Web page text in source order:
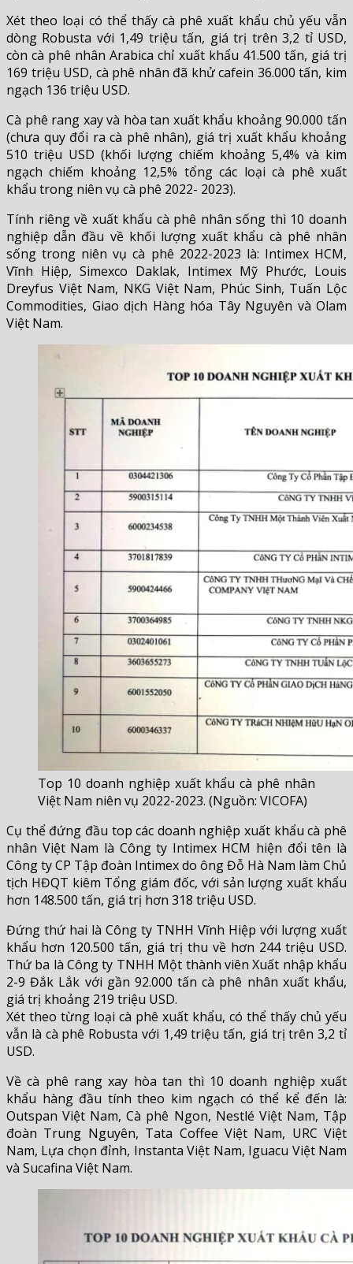
Xét theo loại có thể thấy cà phê xuất khẩu chủ yếu vẫn
dòng Robusta với 1,49 triệu tấn, giá trị trên 3,2 tỉ USD,
còn cà phê nhân Arabica chỉ xuất khẩu 41.500 tấn, giá trị
169 triệu USD, cà phê nhân đã khử cafein 36.000 tấn, kim
ngạch 136 triệu USD.
Cà phê rang xay và hòa tan xuất khẩu khoảng 90.000 tấn
(chưa quy đổi ra cà phê nhân), giá trị xuất khẩu khoảng
510 triệu USD (khối lượng chiếm khoảng 5,4% và kim
ngạch chiếm khoảng 12,5% tổng các loại cà phê xuất
khẩu trong niên vụ cà phê 2022- 2023).
Tính riêng về xuất khẩu cà phê nhân sống thì 10 doanh
nghiệp dẫn đầu về khối lượng xuất khẩu cà phê nhân
sống trong niên vụ cà phê 2022-2023 là: Intimex HCM,
Vĩnh Hiệp, Simexco Daklak, Intimex Mỹ Phước, Louis
Dreyfus Việt Nam, NKG Việt Nam, Phúc Sinh, Tuấn Lộc
Commodities, Giao dịch Hàng hóa Tây Nguyên và Olam
Việt Nam.
Top 10 doanh nghiệp xuất khẩu cà phê nhân
Việt Nam niên vụ 2022-2023. (Nguồn: VICOFA)
Cụ thể đứng đầu top các doanh nghiệp xuất khẩu cà phê
nhân Việt Nam là Công ty Intimex HCM hiện đổi tên là
Công ty CP Tập đoàn Intimex do ông Đỗ Hà Nam làm Chủ
tịch HĐQT kiêm Tổng giám đốc, với sản lượng xuất khẩu
hơn 148.500 tấn, giá trị hơn 318 triệu USD.
Đứng thứ hai là Công ty TNHH Vĩnh Hiệp với lượng xuất
khẩu hơn 120.500 tấn, giá trị thu về hơn 244 triệu USD.
Thứ ba là Công ty TNHH Một thành viên Xuất nhập khẩu
2-9 Đắk Lắk với gần 92.000 tấn cà phê nhân xuất khẩu,
giá trị khoảng 219 triệu USD.
Xét theo từng loại cà phê xuất khẩu, có thể thấy chủ yếu
vẫn là cà phê Robusta với 1,49 triệu tấn, giá trị trên 3,2 tỉ
USD.
Về cà phê rang xay hòa tan thì 10 doanh nghiệp xuất
khẩu hàng đầu tính theo kim ngạch có thể kể đến là:
Outspan Việt Nam, Cà phê Ngon, Nestlé Việt Nam, Tập
đoàn Trung Nguyên, Tata Coffee Việt Nam, URC Việt
Nam, Lựa chọn đỉnh, Instanta Việt Nam, Iguacu Việt Nam
và Sucafina Việt Nam.